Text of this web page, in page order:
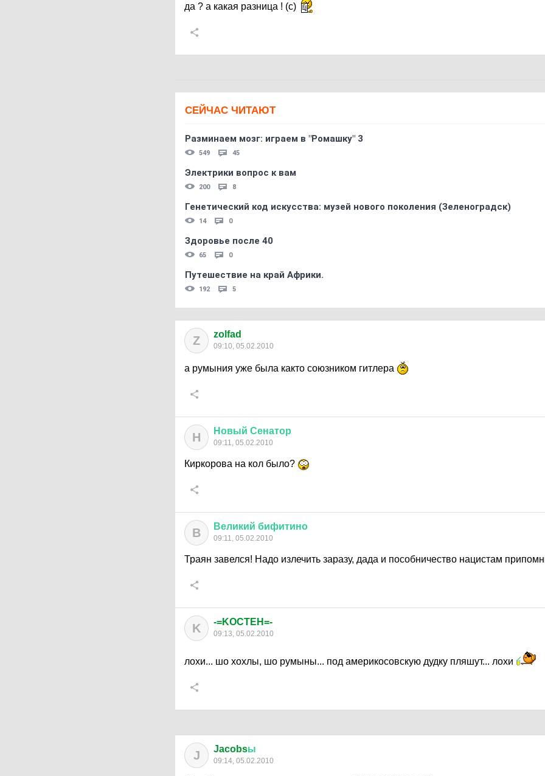
да ? а какая разница ! (с)
СЕЙЧАС ЧИТАЮТ
Разминаем мозг: играем в "Ромашку" 3
549 45
Электрики вопрос к вам
200 8
Генетический код искусства: музей нового поколения (Зеленоградск)
14 0
Здоровье после 40
65 0
Путешествие на край Африки.
192 5
Z zolfad
09:10, 05.02.2010
а румыния уже была както союзником гитлера
Н Новый Сенатор
09:11, 05.02.2010
Киркорова на кол было?
В Великий бифитино
09:11, 05.02.2010
Траян завелся! Надо излечить заразу, дада и пособничество нацистам
K -=KOCTEH=-
09:13, 05.02.2010
лохи... шо хохлы, шо румыны... под америкосовскую дудку пляшут... лохи
J Jacobsы
09:14, 05.02.2010